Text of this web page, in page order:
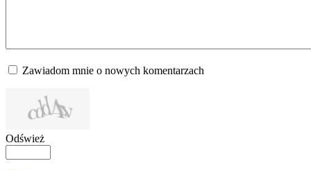
Zawiadom mnie o nowych komentarzach
Odśwież